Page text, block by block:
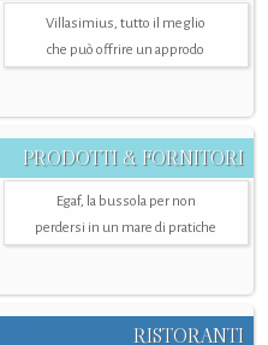
Villasimius, tutto il meglio
che può offrire un approdo
PRODOTTI & FORNITORI
Egaf, la bussola per non
perdersi in un mare di pratiche
RISTORANTI